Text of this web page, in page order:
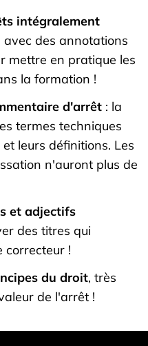
intégralement
avec des annotations
mettre en pratique les
la formation !
d'arrêt : la
termes techniques
leurs définitions. Les
n'auront plus de
et adjectifs
des titres qui
correcteur !
du droit, très
de l'arrêt !